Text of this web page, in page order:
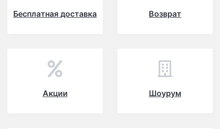
Бесплатная доставка Возврат
Акции Шоурум